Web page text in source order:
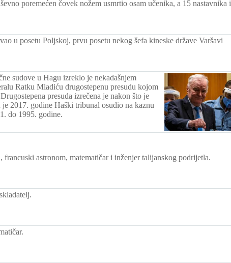
poremećen čovek nožem usmrtio osam učenika, a 15 nastavnika i
u posetu Poljskoj, prvu posetu nekog šefa kineske države Varšavi
sudove u Hagu izreklo je nekadašnjem
Ratku Mladiću drugostepenu presudu kojom
presuda izrečena je nakon što je
2017. godine Haški tribunal osudio na kaznu
do 1995. godine.
astronom, matematičar i inženjer talijanskog podrijetla.